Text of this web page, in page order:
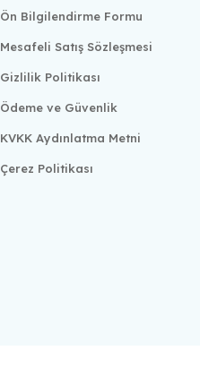
Ön Bilgilendirme Formu
Mesafeli Satış Sözleşmesi
Gizlilik Politikası
Ödeme ve Güvenlik
KVKK Aydınlatma Metni
Çerez Politikası